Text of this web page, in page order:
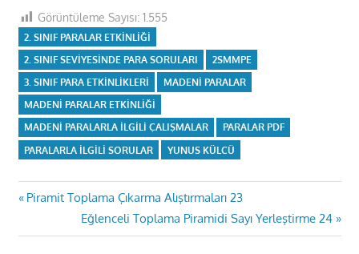
Görüntüleme Sayısı: 1.555
2. SINIF PARALAR ETKINLIĞI
2. SINIF SEVIYESINDE PARA SORULARI
2SMMPE
3. SINIF PARA ETKINLIKLERI
MADENI PARALAR
MADENI PARALAR ETKINLIĞI
MADENI PARALARLA ILGILI ÇALIŞMALAR
PARALAR PDF
PARALARLA ILGILI SORULAR
YUNUS KÜLCÜ
Yazı
gezinmesi
Previous
Piramit Toplama Çıkarma Alıştırmaları 23
Next
Post:
Eğlenceli Toplama Piramidi Sayı Yerleştirme 24